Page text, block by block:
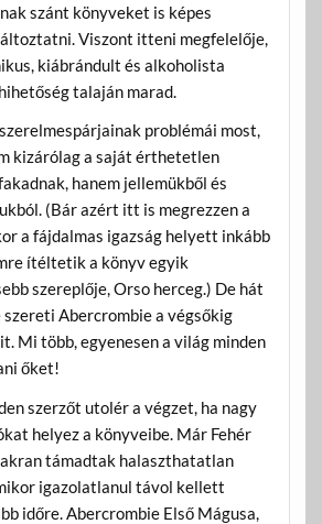
szánt könyveket is képes
Viszont itteni megfelelője,
kiábrándult és alkoholista
talaján marad.
problémái most,
kizárólag a saját érthetetlen
hanem jellemükből és
(Bár azért itt is megrezzen a
a fájdalmas igazság helyett inkább
ítéltetik a könyv egyik
szereplője, Orso herceg.) De hát
Abercrombie a végsőkig
Mi több, egyenesen a világ minden
őket!
szerzőt utolér a végzet, ha nagy
helyez a könyveibe. Már Fehér
támadtak halaszthatatlan
igazolatlanul távol kellett
időre. Abercrombie Első Mágusa,